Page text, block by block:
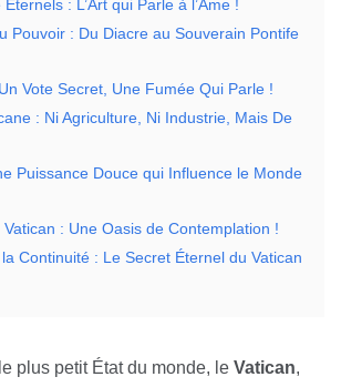
: L’Art qui Parle à l’Âme !
Pouvoir : Du Diacre au Souverain Pontife
Vote Secret, Une Fumée Qui Parle !
: Ni Agriculture, Ni Industrie, Mais De
Puissance Douce qui Influence le Monde
: Une Oasis de Contemplation !
Continuité : Le Secret Éternel du Vatican
plus petit État du monde, le Vatican,